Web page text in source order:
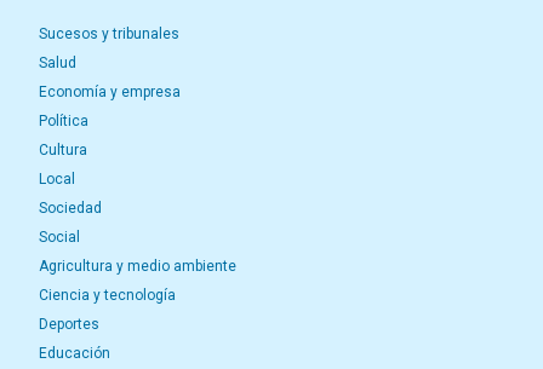
Sucesos y tribunales
Salud
Economía y empresa
Política
Cultura
Local
Sociedad
Social
Agricultura y medio ambiente
Ciencia y tecnología
Deportes
Educación